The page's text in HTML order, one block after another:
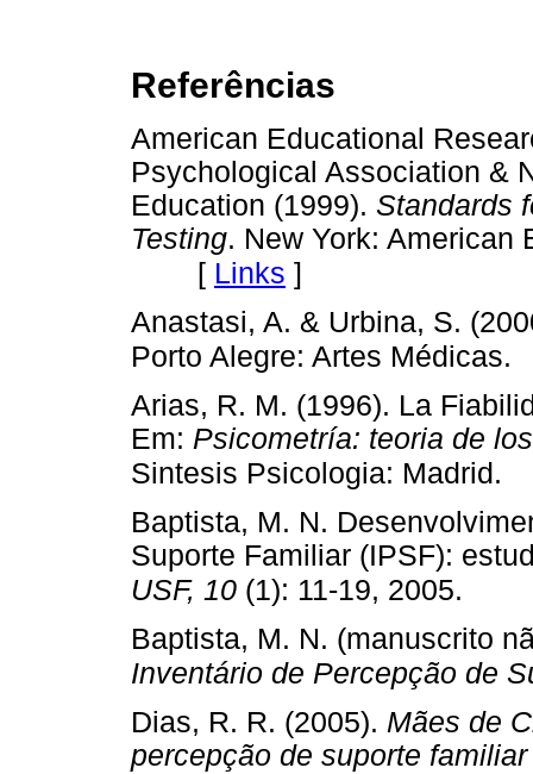
Referências
American Educational
Psychological Association &
Education (1999). Standards
Testing. New York: American
[ Links ]
Anastasi, A. & Urbina, S.
Porto Alegre: Artes Médicas.
Arias, R. M. (1996). La
Em: Psicometría: teoria de
Sintesis Psicologia: Madrid.
Baptista, M. N.
Suporte Familiar (IPSF):
USF, 10 (1): 11-19, 2005.
Baptista, M. N. (manuscrito
Inventário de Percepção de
Dias, R. R. (2005). Mães de
percepção de suporte